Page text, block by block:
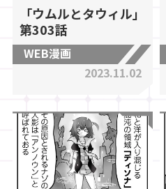
「ウムルとタウィル」
第303話
WEB漫画
2023.11.02